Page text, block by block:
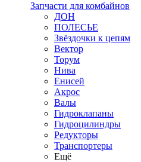
Запчасти для комбайнов
ДОН
ПОЛЕСЬЕ
Звёздочки к цепям
Вектор
Торум
Нива
Енисей
Акрос
Валы
Гидроклапаны
Гидроцилиндры
Редукторы
Транспортеры
Ещё